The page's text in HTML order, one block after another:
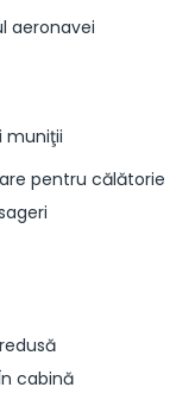
aeronavei
muniţii
pentru călătorie
cabină